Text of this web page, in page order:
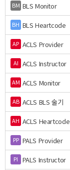
BM BLS Monitor
BH BLS Heartcode
AP ACLS Provider
AI ACLS Instructor
AM ACLS Monitor
AB ACLS BLS 술기
AH ACLS Heartcode
PP PALS Provider
PI PALS Instructor